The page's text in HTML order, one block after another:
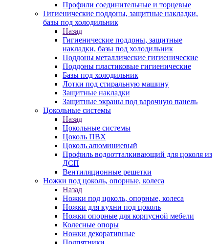
Профили соединительные и торцевые
Гигиенические поддоны, защитные накладки,
базы под холодильник
Назад
Гигиенические поддоны, защитные
накладки, базы под холодильник
Поддоны металлические гигиенические
Поддоны пластиковые гигиенические
Базы под холодильник
Лотки под стиральную машину
Защитные накладки
Защитные экраны под варочную панель
Цокольные системы
Назад
Цокольные системы
Цоколь ПВХ
Цоколь алюминиевый
Профиль водоотталкивающий для цоколя из
ДСП
Вентиляционные решетки
Ножки под цоколь, опорные, колеса
Назад
Ножки под цоколь, опорные, колеса
Ножки для кухни под цоколь
Ножки опорные для корпусной мебели
Колесные опоры
Ножки декоративные
Подпятники